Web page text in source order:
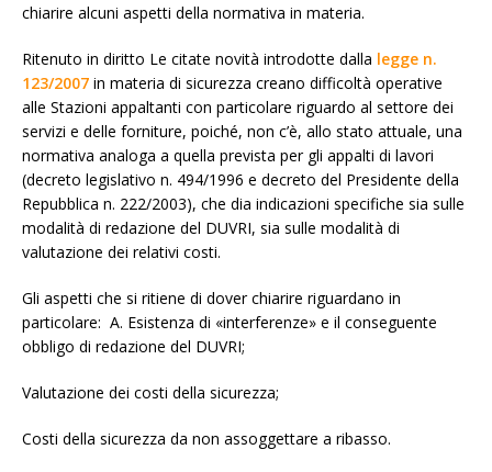
chiarire alcuni aspetti della normativa in materia.
Ritenuto in diritto Le citate novità introdotte dalla legge n.
123/2007 in materia di sicurezza creano difficoltà operative
alle Stazioni appaltanti con particolare riguardo al settore dei
servizi e delle forniture, poiché, non c’è, allo stato attuale, una
normativa analoga a quella prevista per gli appalti di lavori
(decreto legislativo n. 494/1996 e decreto del Presidente della
Repubblica n. 222/2003), che dia indicazioni specifiche sia sulle
modalità di redazione del DUVRI, sia sulle modalità di
valutazione dei relativi costi.
Gli aspetti che si ritiene di dover chiarire riguardano in
particolare: A. Esistenza di «interferenze» e il conseguente
obbligo di redazione del DUVRI;
Valutazione dei costi della sicurezza;
Costi della sicurezza da non assoggettare a ribasso.